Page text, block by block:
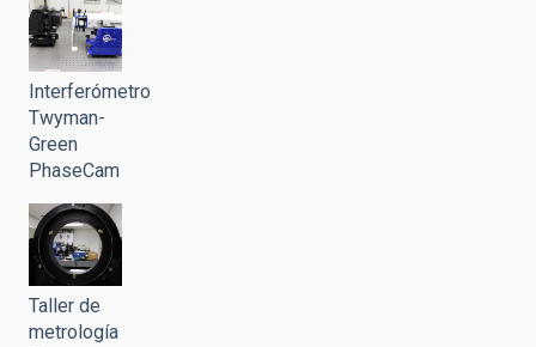
Interferómetro
Twyman-
Green
PhaseCam
Taller de
metrología